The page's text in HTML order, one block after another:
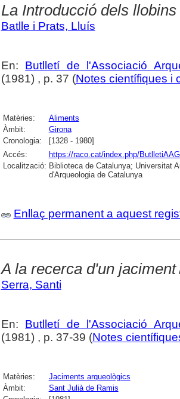
La Introducció dels
Batlle i Prats, Lluís
En: Butlletí de l'Associació
(1981) , p. 37 (Notes científiques i
Matèries:
Aliments
Àmbit:
Girona
Cronologia:
[1328 - 1980]
Accés:
https://raco.cat/index.php/
Localització: Biblioteca de Catalunya; Universitat
d'Arqueologia de Catalunya
Enllaç permanent a aquest
A la recerca d'un jaciment
Serra, Santi
En: Butlletí de l'Associació
(1981) , p. 37-39 (Notes
Matèries:
Jaciments arqueològics
Àmbit:
Sant Julià de Ramis